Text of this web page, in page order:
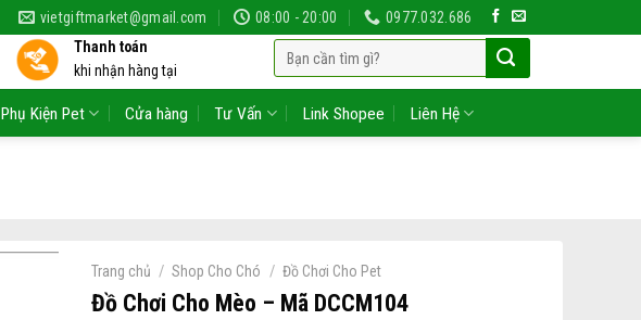
vietgiftmarket@gmail.com 08:00 - 20:00
0977.032.686
Thanh toán
khi nhận hàng tại
Tìm
kiếm:
Phụ Kiện Pet Cửa hàng Tư Vấn Link Shopee Liên Hệ
Trang chủ / Shop Cho Chó / Đồ Chơi Cho Pet
Đồ Chơi Cho Mèo – Mã DCCM104